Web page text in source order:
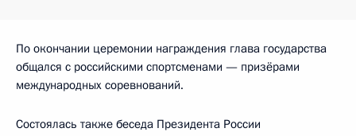
По окончании церемонии награждения глава государства
общался с российскими спортсменами — призёрами
международных соревнований.
Состоялась также беседа Президента России